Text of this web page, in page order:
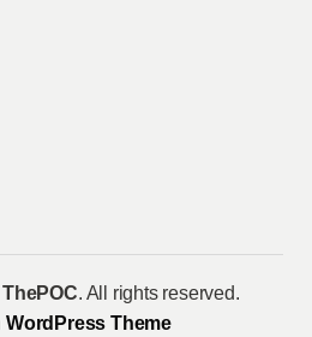
ThePOC. All rights reserved.
WordPress Theme